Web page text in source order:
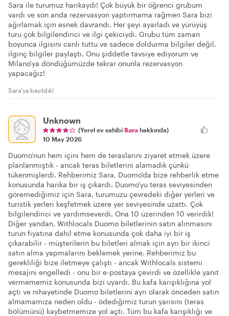
Sara ile turumuz harikaydı! Çok büyük bir öğrenci grubum
vardı ve son anda rezervasyon yaptırmama rağmen Sara bizi
ağırlamak için esnek davrandı. Her şeyi ayarladı ve yürüyüş
turu çok bilgilendirici ve ilgi çekiciydi. Grubu tüm zaman
boyunca ilgisini canlı tuttu ve sadece doldurma bilgiler değil,
ilginç bilgiler paylaştı. Onu şiddetle tavsiye ediyorum ve
Milano'ya döndüğümüzde tekrar onunla rezervasyon
yapacağız!
Sara'ya bayıldık!
Unknown
(Yerel ev sahibi Sara hakkında)
10 May 2026
Duomo'nun hem içini hem de teraslarını ziyaret etmek üzere
planlanmıştık - ancak teras biletlerini alamadık çünkü
tükenmişlerdi. Rehberimiz Sara, Duomo'da bize rehberlik etme
konusunda harika bir iş çıkardı. Duomo'yu teras seviyesinden
göremediğimiz için Sara, turumuzu çevredeki diğer yerleri ve
turistik yerleri keşfetmek üzere yer seviyesinde uzattı. Çok
bilgilendirici ve yardımseverdi. Ona 10 üzerinden 10 verirdik!
Diğer yandan, Withlocals Duomo biletlerinin satın alınmasını
turun fiyatına dahil etme konusunda çok daha iyi bir iş
çıkarabilir - müşterilerin bu biletleri almak için ayrı bir ikinci
satın alma yapmalarını beklemek yerine. Rehberimiz bu
gerekliliği bize iletmeye çalıştı - ancak Withlocals sistemi
mesajını engelledi - onu bir e-postaya çevirdi ve özellikle yanıt
vermememiz konusunda bizi uyardı. Bu kafa karışıklığına yol
açtı ve nihayetinde Duomo biletlerini ayrı olarak önceden satın
almamamıza neden oldu - ödediğimiz turun yarısını (teras
bölümünü) kaybetmemize yol açtı. Tüm bu kafa karışıklığı ve